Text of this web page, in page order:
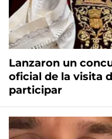
Lanzaron un
oficial de la visita
participar